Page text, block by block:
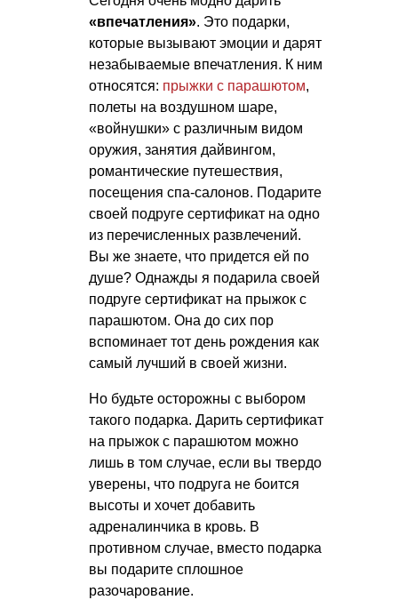
«впечатления». Это подарки,
которые вызывают эмоции и дарят
незабываемые впечатления. К ним
относятся: прыжки с парашютом,
полеты на воздушном шаре,
«войнушки» с различным видом
оружия, занятия дайвингом,
романтические путешествия,
посещения спа-салонов. Подарите
своей подруге сертификат на одно
из перечисленных развлечений.
Вы же знаете, что придется ей по
душе? Однажды я подарила своей
подруге сертификат на прыжок с
парашютом. Она до сих пор
вспоминает тот день рождения как
самый лучший в своей жизни.
Но будьте осторожны с выбором
такого подарка. Дарить сертификат
на прыжок с парашютом можно
лишь в том случае, если вы твердо
уверены, что подруга не боится
высоты и хочет добавить
адреналинчика в кровь. В
противном случае, вместо подарка
вы подарите сплошное
разочарование.